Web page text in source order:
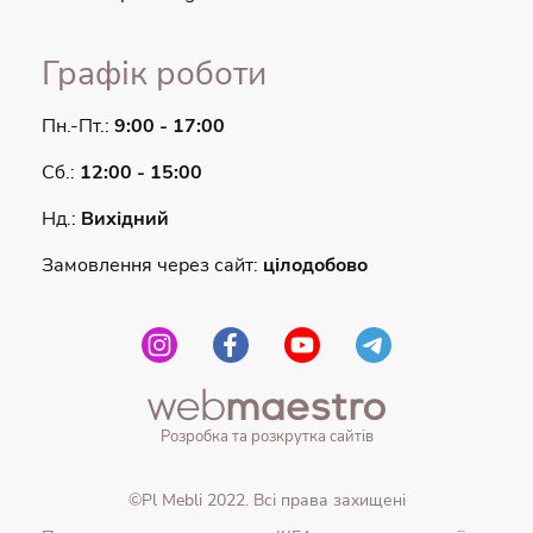
Графік роботи
Пн.-Пт.: 9:00 - 17:00
Сб.: 12:00 - 15:00
Нд.: Вихідний
Замовлення через сайт: цілодобово
Розробка та розкрутка сайтів
©Pl Mebli 2022. Всі права захищені